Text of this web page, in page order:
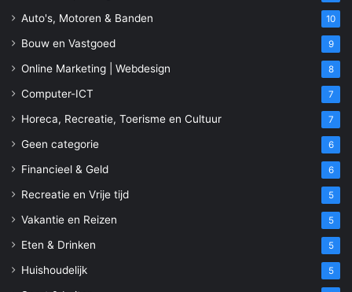
Auto's, Motoren & Banden 10
Bouw en Vastgoed 9
Online Marketing | Webdesign 8
Computer-ICT 7
Horeca, Recreatie, Toerisme en Cultuur 7
Geen categorie 6
Financieel & Geld 6
Recreatie en Vrije tijd 5
Vakantie en Reizen 5
Eten & Drinken 5
Huishoudelijk 5